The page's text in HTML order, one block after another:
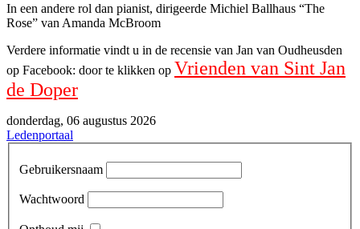
In een andere rol dan pianist, dirigeerde Michiel Ballhaus “The
Rose” van Amanda McBroom
Verdere informatie vindt u in de recensie van Jan van Oudheusden
op Facebook: door te klikken op Vrienden van Sint Jan
de Doper
donderdag, 06 augustus 2026
Ledenportaal
Gebruikersnaam
Wachtwoord